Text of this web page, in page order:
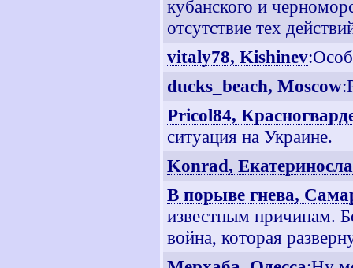
кубанского и
отсутствие тех
vitaly78, Kishinev
ducks_beach, Moscow
Pricol84,
ситуация на Украине.
Konrad,
В порыве гнева,
известным причинам.
война, которая